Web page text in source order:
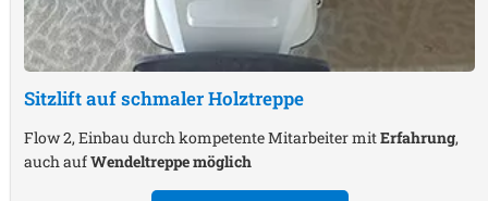
Sitzlift auf schmaler Holztreppe
Flow 2, Einbau durch kompetente Mitarbeiter mitErfahrung,
auch aufWendeltreppe möglich